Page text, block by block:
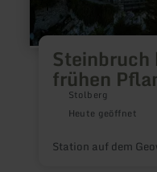
Steinbruch
frühen
Stolberg
Heute geöffnet
Station auf dem